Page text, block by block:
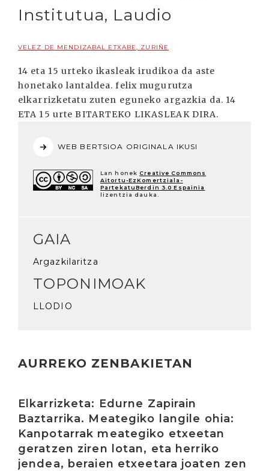
Institutua, Laudio
VELEZ DE MENDIZABAL ETXABE, ZURIÑE
14 eta 15 urteko ikasleak irudikoa da aste
honetako lantaldea. felix mugurutza
elkarrizketatu zuten eguneko argazkia da. 14
ETA 15 urte BITARTEKO LIKASLEAK DIRA.
WEB BERTSIOA ORIGINALA IKUSI
Lan honek Creative Commons
Aitortu-EzKomertziala-
PartekatuBerdin 3.0 Espainia
lizentzia dauka.
GAIA
Argazkilaritza
TOPONIMOAK
LLODIO
AURREKO ZENBAKIETAN
Elkarrizketa: Edurne Zapirain
Baztarrika. Meategiko langile ohia:
Kanpotarrak meategiko etxeetan
geratzen ziren lotan, eta herriko
jendea, beraien etxeetara joaten zen